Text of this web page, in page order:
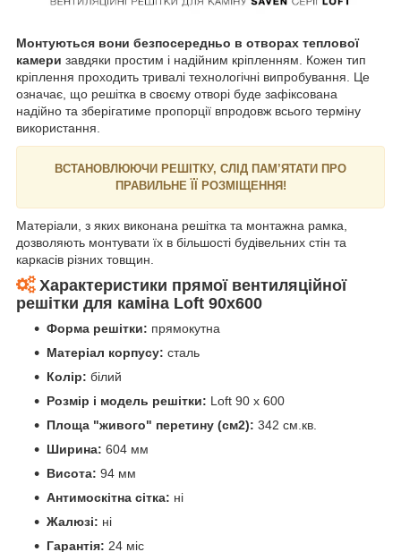
Монтуються вони безпосередньо в отворах теплової
камери завдяки простим і надійним кріпленням. Кожен тип
кріплення проходить тривалі технологічні випробування. Це
означає, що решітка в своєму отворі буде зафіксована
надійно та зберігатиме пропорції впродовж всього терміну
використання.
ВСТАНОВЛЮЮЧИ РЕШІТКУ, СЛІД ПАМ’ЯТАТИ ПРО
ПРАВИЛЬНЕ ЇЇ РОЗМІЩЕННЯ!
Матеріали, з яких виконана решітка та монтажна рамка,
дозволяють монтувати їх в більшості будівельних стін та
каркасів різних товщин.
Характеристики прямої вентиляційної
решітки для каміна Loft 90х600
Форма решітки: прямокутна
Матеріал корпусу: сталь
Колір: білий
Розмір і модель решітки: Loft 90 х 600
Площа "живого" перетину (см2): 342 см.кв.
Ширина: 604 мм
Висота: 94 мм
Антимоскітна сітка: ні
Жалюзі: ні
Гарантія: 24 міс